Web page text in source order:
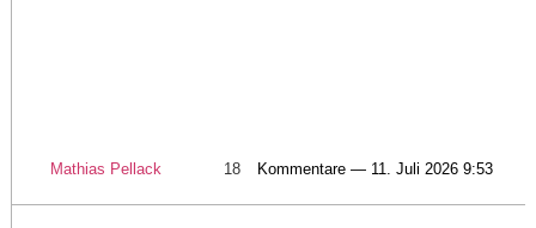
Mathias Pellack 18 Kommentare — 11. Juli 2026 9:53